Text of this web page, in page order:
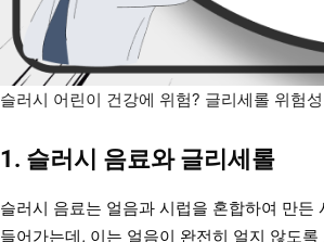
슬러시 어린이 건강에 위험? 글리세롤 위험
1. 슬러시 음료와 글리세롤
슬러시 음료는 얼음과 시럽을 혼합하여 만
들어가는데, 이는 얼음이 완전히 얼지 않도